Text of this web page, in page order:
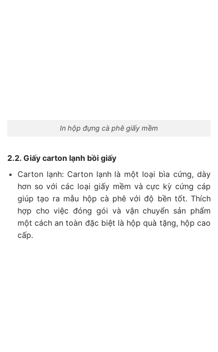
In hộp đựng cà phê giấy mềm
2.2. Giấy carton lạnh bồi giấy
Carton lạnh: Carton lạnh là một loại bìa cứng, dày
hơn so với các loại giấy mềm và cực kỳ cứng cáp
giúp tạo ra mẫu hộp cà phê với độ bền tốt. Thích
hợp cho việc đóng gói và vận chuyển sản phẩm
một cách an toàn đặc biệt là hộp quà tặng, hộp cao
cấp.